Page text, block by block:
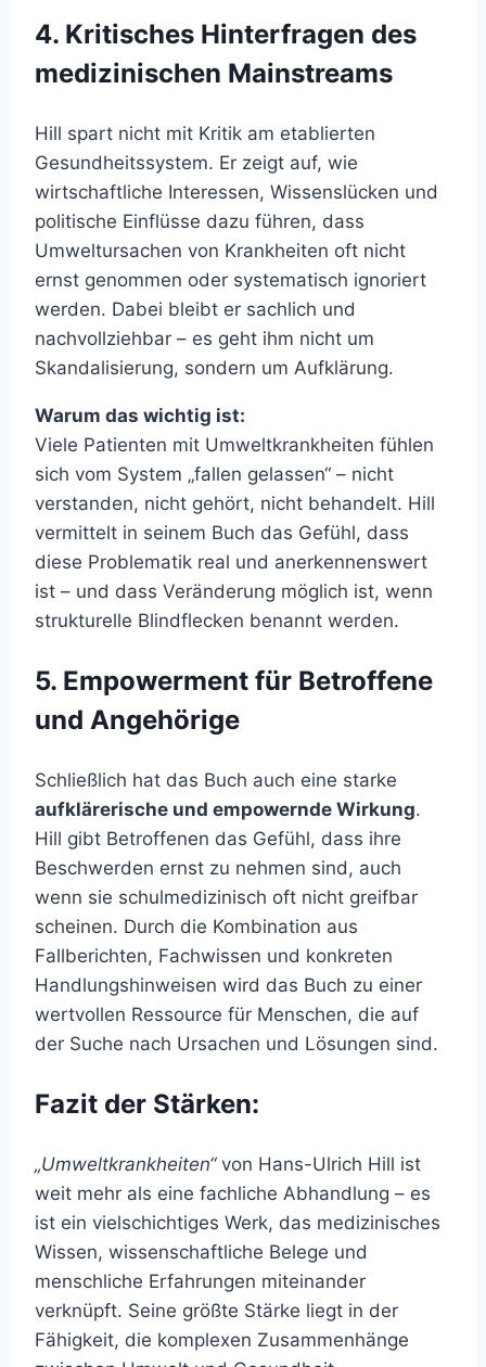
4. Kritisches Hinterfragen des
medizinischen Mainstreams
Hill spart nicht mit Kritik am etablierten
Gesundheitssystem. Er zeigt auf, wie
wirtschaftliche Interessen, Wissenslücken und
politische Einflüsse dazu führen, dass
Umweltursachen von Krankheiten oft nicht
ernst genommen oder systematisch ignoriert
werden. Dabei bleibt er sachlich und
nachvollziehbar – es geht ihm nicht um
Skandalisierung, sondern um Aufklärung.
Warum das wichtig ist:
Viele Patienten mit Umweltkrankheiten fühlen
sich vom System „fallen gelassen“ – nicht
verstanden, nicht gehört, nicht behandelt. Hill
vermittelt in seinem Buch das Gefühl, dass
diese Problematik real und anerkennenswert
ist – und dass Veränderung möglich ist, wenn
strukturelle Blindflecken benannt werden.
5. Empowerment für Betroffene
und Angehörige
Schließlich hat das Buch auch eine starke
aufklärerische und empowernde Wirkung.
Hill gibt Betroffenen das Gefühl, dass ihre
Beschwerden ernst zu nehmen sind, auch
wenn sie schulmedizinisch oft nicht greifbar
scheinen. Durch die Kombination aus
Fallberichten, Fachwissen und konkreten
Handlungshinweisen wird das Buch zu einer
wertvollen Ressource für Menschen, die auf
der Suche nach Ursachen und Lösungen sind.
Fazit der Stärken:
„Umweltkrankheiten“von Hans-Ulrich Hill ist
weit mehr als eine fachliche Abhandlung – es
ist ein vielschichtiges Werk, das medizinisches
Wissen, wissenschaftliche Belege und
menschliche Erfahrungen miteinander
verknüpft. Seine größte Stärke liegt in der
Fähigkeit, die komplexen Zusammenhänge